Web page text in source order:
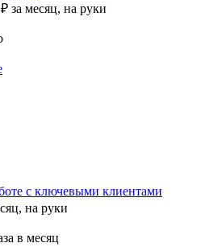
₽ за месяц, на руки
с ключевыми клиентами
на руки
в месяц